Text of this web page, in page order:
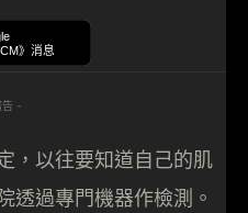
》消息
告 -
，以往要知道自己的肌
透過專門機器作檢測。